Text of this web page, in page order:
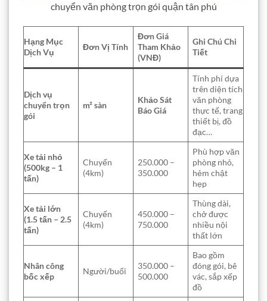
chuyển văn phòng trọn gói quận tân phú
Hạng Mục
Dịch Vụ
Đơn Vị Tính
Đơn Giá
Tham Khảo
(VNĐ)
Ghi Chú Chi
Tiết
Dịch vụ
chuyển trọn
gói
m² sàn
Khảo Sát
Báo Giá
Tính phí dựa
trên diện tích
văn phòng
thực tế, trang
thiết bị, đồ
đạc…
Xe tải nhỏ
(500kg – 1
tấn)
Chuyến
(4km)
250.000 –
350.000
Phù hợp văn
phòng nhỏ,
hẻm chật
hẹp
Xe tải lớn
(1.5 tấn – 2.5
tấn)
Chuyến
(4km)
450.000 –
750.000
Thùng dài,
chở được
nhiều nội
thất lớn
Nhân công
bốc xếp
Người/buổi
350.000 –
500.000
Bao gồm
đóng gói, bê
vác, sắp xếp
đồ